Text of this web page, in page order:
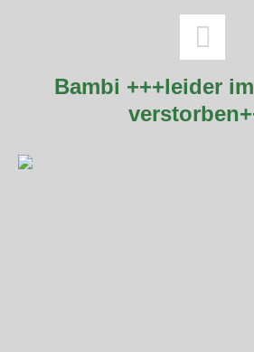
Bambi +++leider